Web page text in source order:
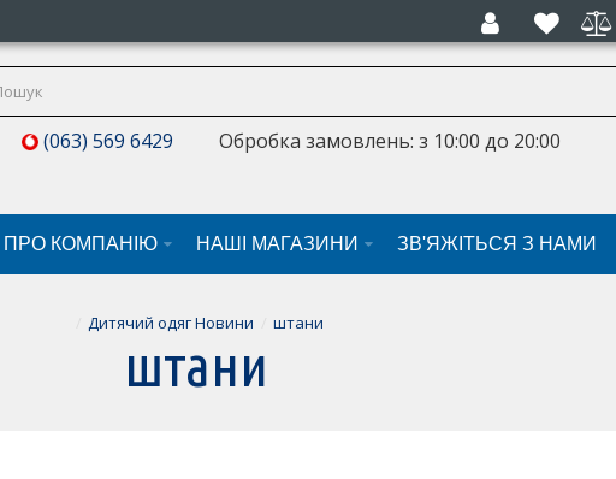
(063) 569 6429 Обробка замовлень: з 10:00 до 20:00
ПРО КОМПАНІЮ НАШI МАГАЗИНИ ЗВ'ЯЖІТЬСЯ З НАМИ
Дитячий одяг Новини штани
штани